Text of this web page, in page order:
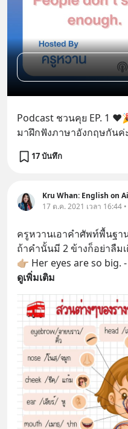
Podcast ชวนคุย EP. 1
มาฝึกฟังภาษาอังกฤษกันค่
17 บันทึก
Kru Whan: English on
17 ต.ค. 2021 เวลา 16:44
ครูหวานเอาคำศัพท์พื้นฐาน
ถ้าคำนั้นมี 2 ข้างก็อย่าลืม
👉🏼 Her eyes are so
ดูเพิ่มเติม